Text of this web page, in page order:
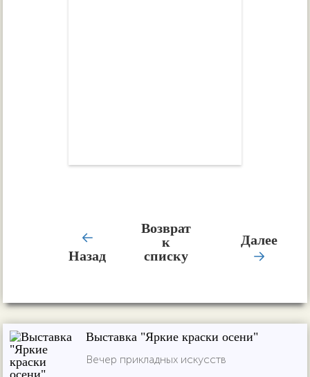
Выставка "Яркие краски осени"
Вечер прикладных искусств
Назад
Возврат
к
списку
Далее